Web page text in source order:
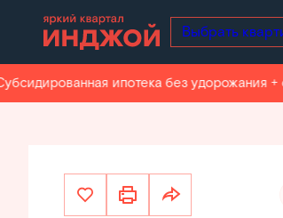
Выбрать
ипотека без удорожания +
2-комнатная49.1 м2
26 656